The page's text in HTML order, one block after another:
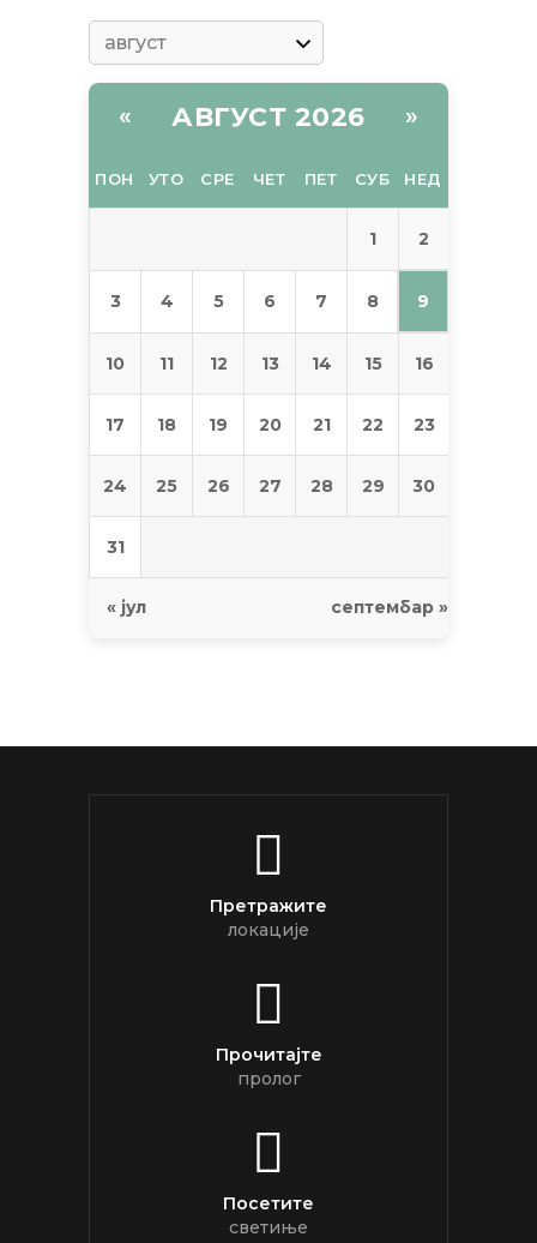
« АВГУСТ 2026 »
ПОН УТО СРЕ ЧЕТ ПЕТ СУБ НЕД
1 2
3 4 5 6 7 8 9
10 11 12 13 14 15 16
17 18 19 20 21 22 23
24 25 26 27 28 29 30
31
« јул септембар »
Претражите
локације
Прочитајте
пролог
Посетите
светиње